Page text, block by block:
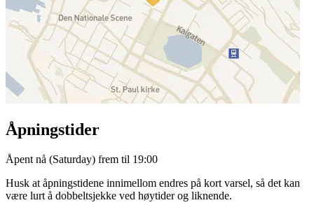
Åpningstider
Åpent nå (Saturday) frem til 19:00
Husk at åpningstidene innimellom endres på kort varsel, så det kan
være lurt å dobbeltsjekke ved høytider og liknende.